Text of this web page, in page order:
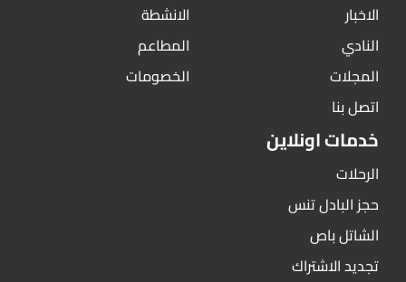
الاخبار
النادي
المجلات
اتصل بنا
الانشطة
المطاعم
الخصومات
خدمات اونلاين
الرحلات
حجز البادل تنس
الشاتل باص
تجديد الاشتراك